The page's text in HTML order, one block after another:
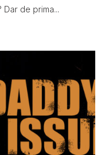
de prima...